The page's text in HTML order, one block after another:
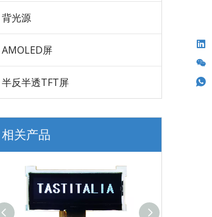
背光源
AMOLED屏
半反半透TFT屏
相关产品